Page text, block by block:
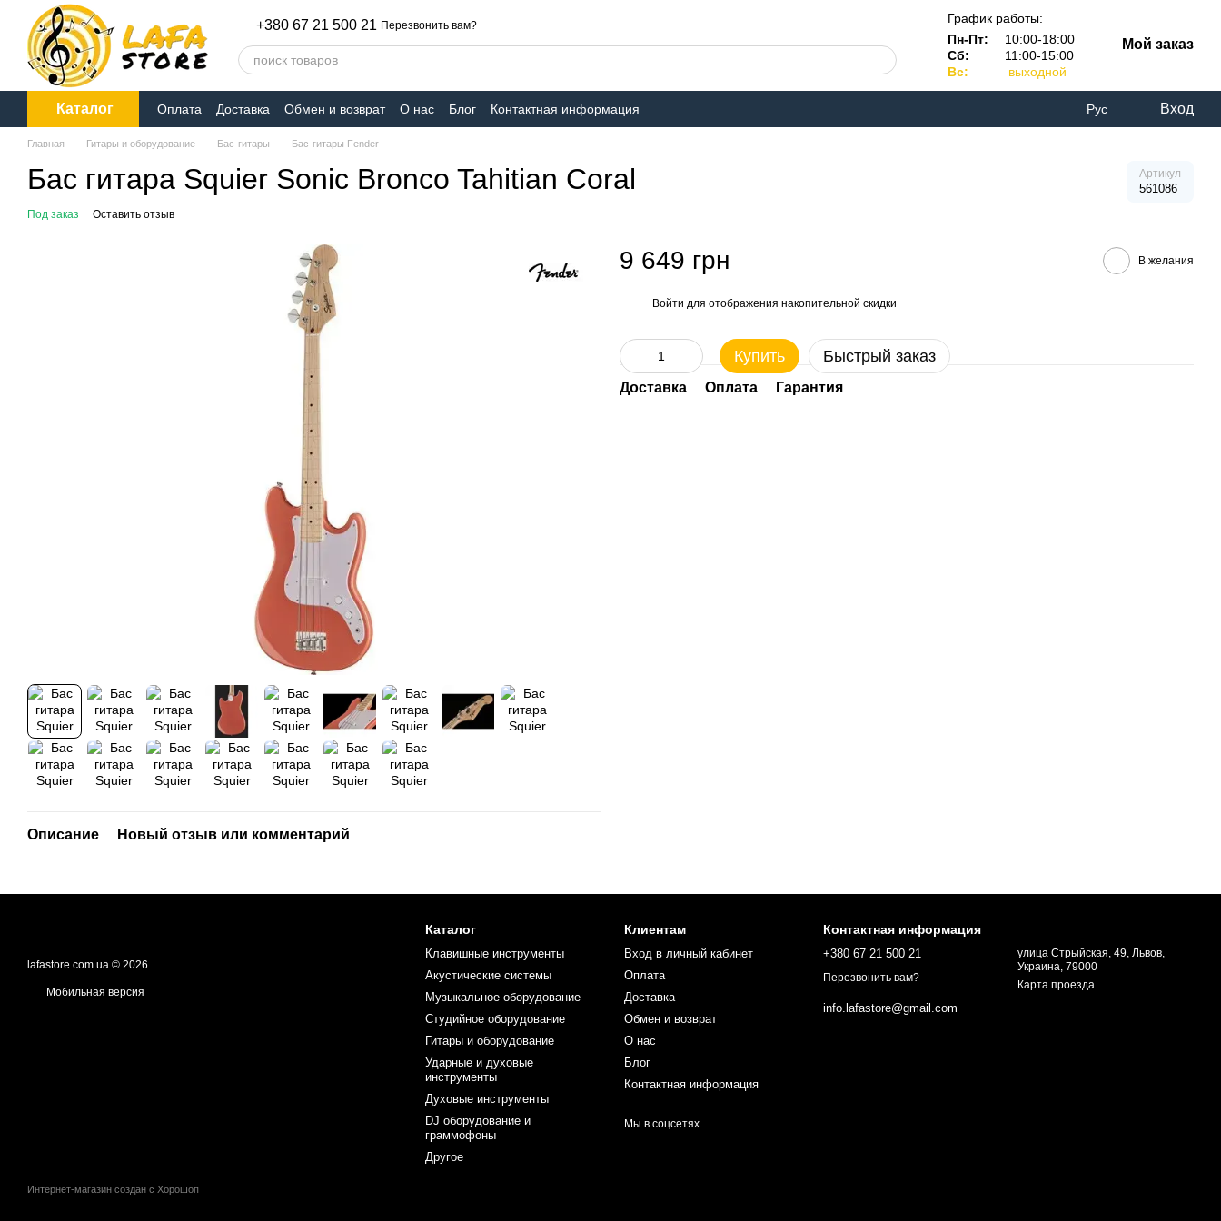
Перейти к основному контенту
+380 67 21 500 21 Перезвонить вам?
График работы:
Пн-Пт:
10:00-18:00
Сб:
11:00-15:00
Вс:
выходной
Мой заказ
Каталог Оплата Доставка Обмен и возврат О нас Блог Контактная информация Рус Вход
Главная Гитары и оборудование Бас-гитары Бас-гитары Fender
Бас гитара Squier Sonic Bronco Tahitian Coral Артикул
561086
Под заказ Оставить отзыв
Описание Новый отзыв или комментарий
9 649 грн В желания
Войти для отображения накопительной скидки
Купить Быстрый заказ
Доставка Оплата Гарантия
lafastore.com.ua © 2026
Мобильная версия
Интернет-магазин создан с Хорошоп
Каталог
Клавишные инструменты
Акустические системы
Музыкальное оборудование
Студийное оборудование
Гитары и оборудование
Ударные и духовые
инструменты
Духовые инструменты
DJ оборудование и
граммофоны
Другое
Клиентам
Вход в личный кабинет
Оплата
Доставка
Обмен и возврат
О нас
Блог
Контактная информация
Мы в соцсетях
Контактная информация
+380 67 21 500 21
Перезвонить вам?
info.lafastore@gmail.com
улица Стрыйская, 49, Львов,
Украина, 79000
Карта проезда